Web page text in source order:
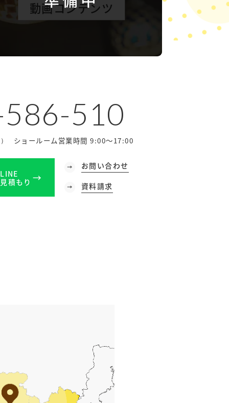
動画コンテンツ
510
ショールーム営業時間 9:00～17:00
LINE
見積もり
お問い合わせ
資料請求